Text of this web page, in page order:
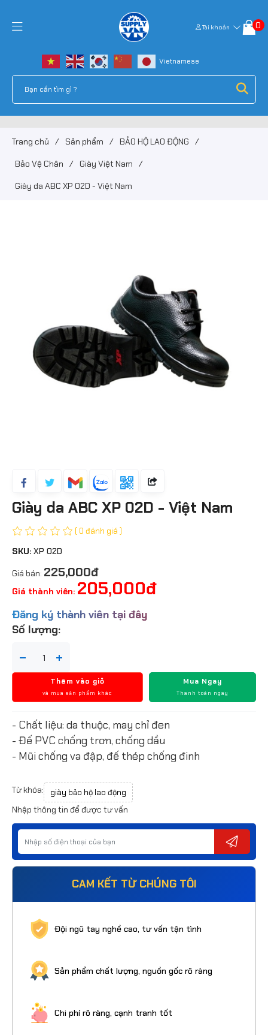
Tài khoản 0
Trang chủ / Sản phẩm / BẢO HỘ LAO ĐỘNG /
Bảo Vệ Chân / Giày Việt Nam /
Giày da ABC XP 02D - Việt Nam
Giày da ABC XP 02D - Việt Nam
( 0 đánh giá )
SKU: XP 02D
Giá bán: 225,000đ
Giá thành viên: 205,000đ
Đăng ký thành viên tại đây
Số lượng:
Thêm vào giỏ
và mua sản phẩm khác
Mua Ngay
Thanh toán ngay
- Chất liệu: da thuộc, may chỉ đen
- Đế PVC chống trơn, chống dầu
- Mũi chống va đập, đế thép chống đinh
Từ khóa: giày bảo hộ lao động
Nhập thông tin để được tư vấn
CAM KẾT TỪ CHÚNG TÔI
Đội ngũ tay nghề cao, tư vấn tận tình
Sản phẩm chất lượng, nguồn gốc rõ ràng
Chi phí rõ ràng, cạnh tranh tốt